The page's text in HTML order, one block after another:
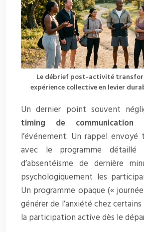
Le débrief post-activité
expérience collective en levier
Un dernier point souvent
timing de communication
l’événement. Un rappel envoyé
avec le programme
d’absentéisme de dernière
psychologiquement les
Un programme opaque («
générer de l’anxiété chez
la participation active dès le